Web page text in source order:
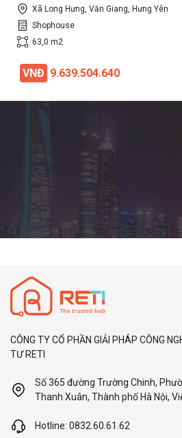
Xã Long Hưng, Văn Giang, Hưng Yên
Shophouse
63,0 m2
VNĐ 9.639.504.640
CÔNG TY CỔ PHẦN GIẢI PHÁP CÔNG
TƯ RETI
Số 365 đường Trường Chinh,
Thanh Xuân, Thành phố Hà Nội,
Hotline: 0832.60.61.62